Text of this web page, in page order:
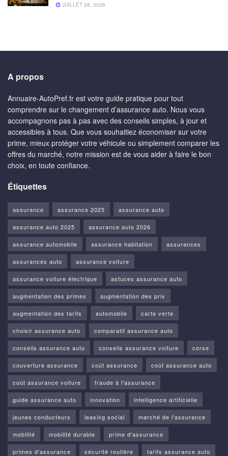
JUILLET 28, 2026
A propos
Annuaire-AutoPref.fr est votre guide pratique pour tout
comprendre sur le changement d’assurance auto. Nous vous
accompagnons pas à pas avec des conseils simples, à jour et
accessibles à tous. Que vous souhaitiez économiser sur votre
prime, mieux protéger votre véhicule ou simplement comparer les
offres du marché, notre mission est de vous aider à faire le bon
choix, en toute confiance.
Étiquettes
assurance assurance 2025 assurance auto
assurance auto 2025 assurance auto 2026
assurance automobile assurance habitation assurances
assurances auto assurance voiture
assurance voiture électrique astuces assurance auto
augmentation des primes augmentation des prix
augmentation des tarifs automobile carte verte
choisir assurance auto comparatif assurance auto
conseils assurance auto conseils assurance voiture corse
couverture assurance coût assurance coût assurance auto
coût assurance voiture fraude à l'assurance
guide assurance auto innovation intelligence artificielle
jeunes conducteurs leasing social marché de l'assurance
mobilité mobilité durable prime d'assurance
primes d'assurance sécurité routière tarifs assurance auto